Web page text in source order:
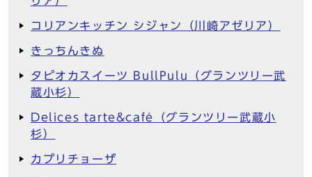
コリアンキッチン シジャン（川崎アゼリア）
きっちんきぬ
タピオカスイーツ BullPulu（グランツリー武
蔵小杉）
Delices tarte&café（グランツリー武蔵小
杉）
カプリチョーザ